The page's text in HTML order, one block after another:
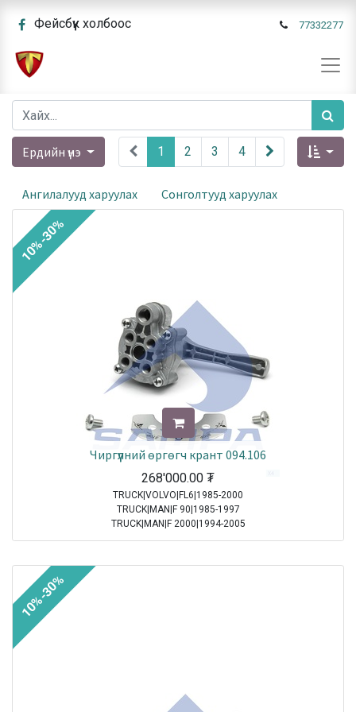
Фейсбүүк холбоос 77332277
Ердийн үнэ 1 2 3 4
Ангилалууд харуулах Сонголтууд харуулах
Чиргүүлний өргөгч крант 094.106
268'000.00 ₮
TRUCK|VOLVO|FL6|1985-2000
TRUCK|MAN|F 90|1985-1997
TRUCK|MAN|F 2000|1994-2005
TRUCK|MAN|M 2000 M|1995-2005
10%-30%
10%-30%